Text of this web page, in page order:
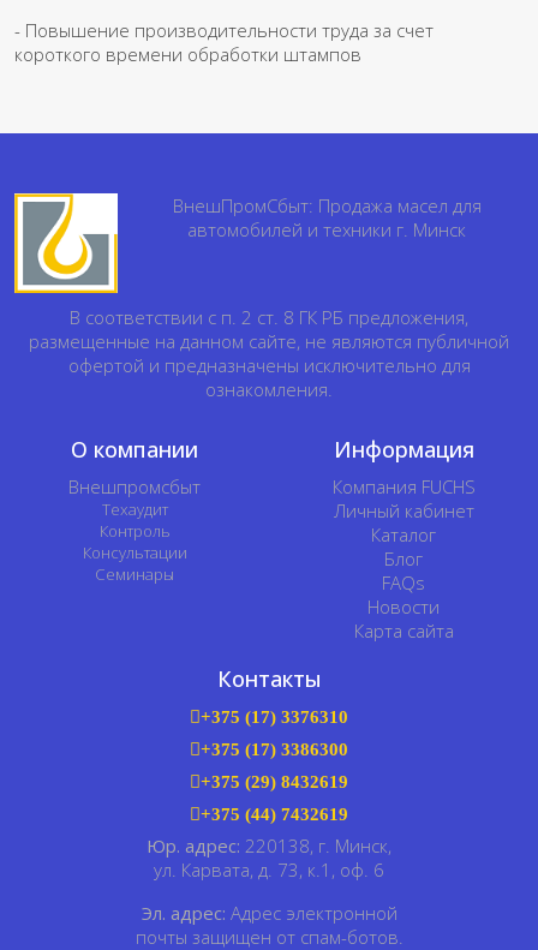
- Повышение производительности труда за счет
короткого времени обработки штампов
ВнешПромСбыт: Продажа масел для
автомобилей и техники г. Минск
В соответствии с п. 2 ст. 8 ГК РБ предложения,
размещенные на данном сайте, не являются публичной
офертой и предназначены исключительно для
ознакомления.
О компании
Внешпромсбыт
Техаудит
Контроль
Консультации
Семинары
Информация
Компания FUCHS
Личный кабинет
Каталог
Блог
FAQs
Новости
Карта сайта
Контакты
+375 (17) 3376310
+375 (17) 3386300
+375 (29) 8432619
+375 (44) 7432619
Юр. адрес: 220138, г. Минск,
ул. Карвата, д. 73, к.1, оф. 6
Эл. адрес: Адрес электронной
почты защищен от спам-ботов.